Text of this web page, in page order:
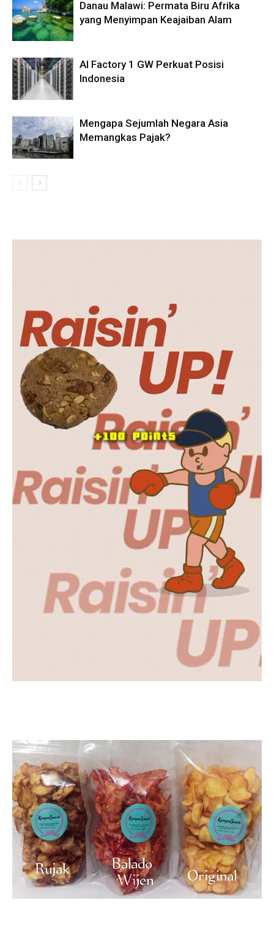
Danau Malawi: Permata Biru Afrika
yang Menyimpan Keajaiban Alam
AI Factory 1 GW Perkuat Posisi
Indonesia
Mengapa Sejumlah Negara Asia
Memangkas Pajak?